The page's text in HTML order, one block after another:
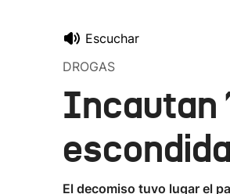
Escuchar
DROGAS
Incautan
El decomiso tuvo lugar el